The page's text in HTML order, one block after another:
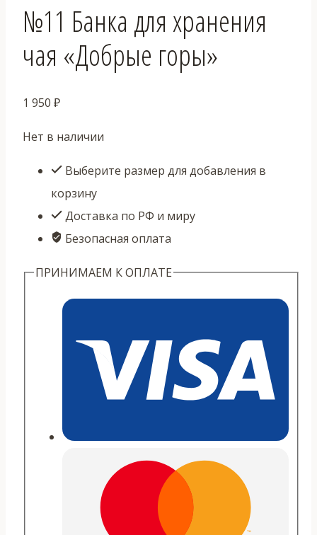
№11 Банка для хранения
чая «Добрые горы»
1 950 ₽
Нет в наличии
Выберите размер для добавления в
корзину
Доставка по РФ и миру
Безопасная оплата
ПРИНИМАЕМ К ОПЛАТЕ